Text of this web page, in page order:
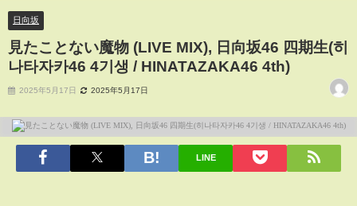
日向坂
見たことない魔物 (LIVE MIX), 日向坂46 四期生(히
나타자카46 4기생 / HINATAZAKA46 4th)
2025年5月17日 2025年5月17日
LINE